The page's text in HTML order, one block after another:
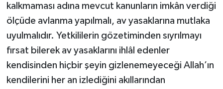
kalkmaması adına mevcut kanunların imkân verdiği
ölçüde avlanma yapılmalı, av yasaklarına mutlaka
uyulmalıdır. Yetkililerin gözetiminden sıyrılmayı
fırsat bilerek av yasaklarını ihlâl edenler
kendisinden hiçbir şeyin gizlenemeyeceği Allah’ın
kendilerini her an izlediğini akıllarından